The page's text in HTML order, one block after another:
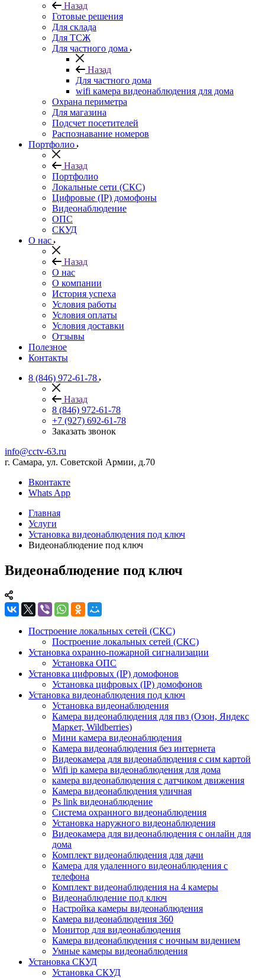
Назад
Готовые решения
Для склада
Для ТСЖ
Для частного дома
Назад
Для частного дома
wifi камера видеонаблюдения для дома
Охрана периметра
Для магазина
Подсчет посетителей
Распознавание номеров
Портфолио
Назад
Портфолио
Локальные сети (СКС)
Цифровые (IP) домофоны
Видеонаблюдение
ОПС
СКУД
О нас
Назад
О нас
О компании
История успеха
Условия работы
Условия оплаты
Условия доставки
Отзывы
Полезное
Контакты
8 (846) 972-61-78
Назад
8 (846) 972-61-78
+7 (927) 692-61-78
Заказать звонок
info@cctv-63.ru
г. Самара, ул. Советской Армии, д.70
Вконтакте
Whats App
Главная
Услуги
Установка видеонаблюдения под ключ
Видеонаблюдение под ключ
Видеонаблюдение под ключ
Построение локальных сетей (СКС)
Построение локальных сетей (СКС)
Установка охранно-пожарной сигнализации
Установка ОПС
Установка цифровых (IP) домофонов
Установка цифровых (IP) домофонов
Установка видеонаблюдения под ключ
Установка видеонаблюдения
Камера видеонаблюдения для пвз (Озон, Яндекс
Маркет, Wildberries)
Мини камера видеонаблюдения
Камера видеонаблюдения без интернета
Видеокамера для видеонаблюдения с сим картой
Wifi ip камера видеонаблюдения для дома
камера видеонаблюдения с датчиком движения
Камера видеонаблюдения уличная
Ps link видеонаблюдение
Система охранного видеонаблюдения
Установка наружного видеонаблюдения
Видеокамера для видеонаблюдения с онлайн для
дома
Комплект видеонаблюдения для дачи
Камера для удаленного видеонаблюдения с
телефона
Комплект видеонаблюдения на 4 камеры
Видеонаблюдение под ключ
Настройка камеры видеонаблюдения
Камера видеонаблюдения 360
Монитор для видеонаблюдения
Камера видеонаблюдения с ночным видением
Умные камеры видеонаблюдения
Установка СКУД
Установка СКУД